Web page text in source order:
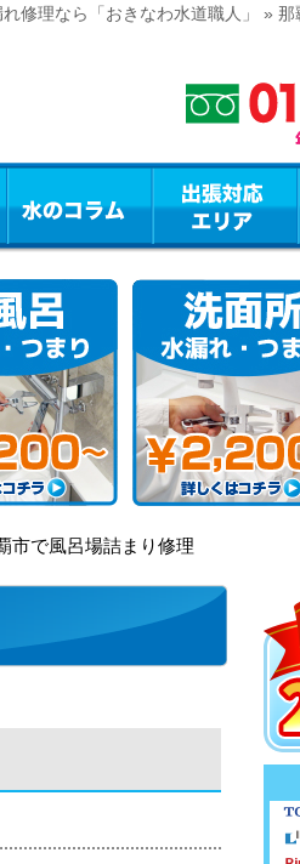
修理なら「おきなわ水道職人」 »
市で風呂場詰まり修理